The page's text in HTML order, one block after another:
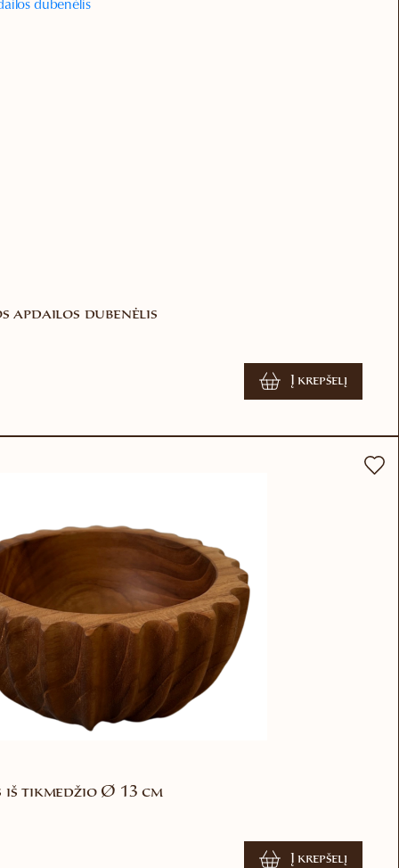
apdailos dubenėlis
Į krepšelį
tikmedžio Ø 13 cm
Į krepšelį